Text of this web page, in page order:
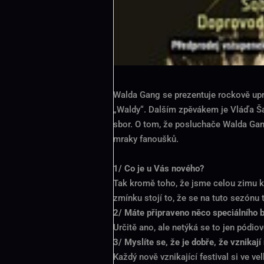
Walda Gang se prezentuje rockově
„Waldy“. Dalším zpěvákem je Vláďa
sbor. O tom, že posluchače Walda
mraky fanoušků.
1/ Co je u Vás nového?
Tak kromě toho, že jsme celou zimu
zmínku stojí to, že se na tuto
2/ Máte připraveno něco speciálního
Určitě ano, ale netýká se to jen
3/ Myslíte se, že je dobře, že
Každý nově vznikající festival si ve